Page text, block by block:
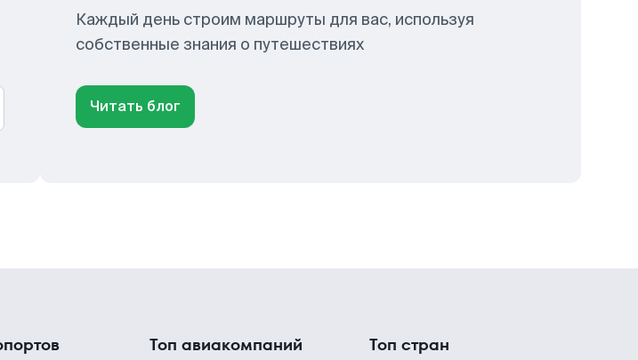
Каждый день строим маршруты для вас, используя
собственные знания о путешествиях
Читать блог
Топ авиакомпаний Топ стран